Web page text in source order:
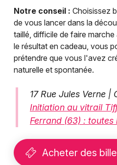
Notre conseil : Choisissez
de vous lancer dans la
taillé, difficile de faire
le résultat en cadeau, vous
prétendre que vous l'avez
naturelle et spontanée.
17 Rue Jules Verne
Initiation au vitrail
Ferrand (63) :
Acheter des